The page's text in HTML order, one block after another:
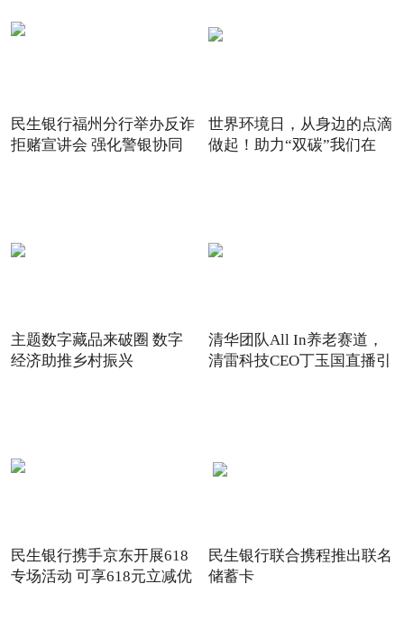
民生银行福州分行举办反诈
拒赌宣讲会 强化警银协同
世界环境日，从身边的点滴
做起！助力“双碳”我们在
主题数字藏品来破圈 数字
经济助推乡村振兴
清华团队All In养老赛道，
清雷科技CEO丁玉国直播引
民生银行携手京东开展618
专场活动 可享618元立减优
民生银行联合携程推出联名
储蓄卡